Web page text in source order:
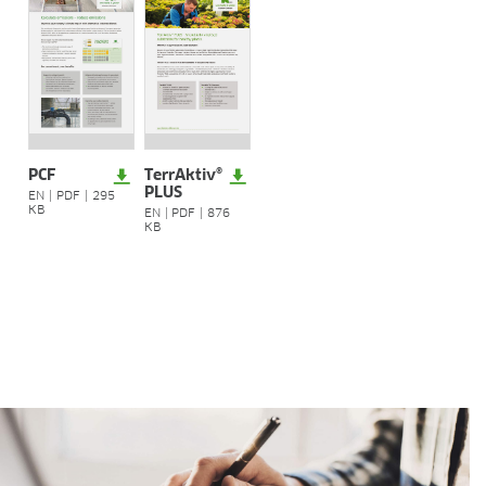
Prestaciones
Programas de recursos humanos
Aprendizaje y estudio dual
Historias de empleados
Contact
CENTRO DE MEDIOS
Vídeos de aplicaciones
Recorridos virtuales
PCF
EN PDF
295
KB
TerrAktiv®
PLUS
EN PDF |876
KB